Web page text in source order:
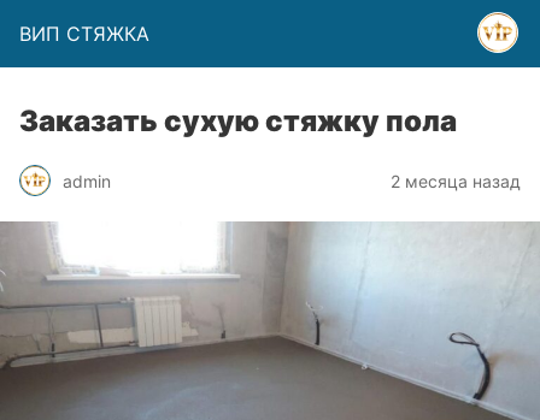
ВИП СТЯЖКА
Заказать сухую стяжку пола
admin 2 месяца назад